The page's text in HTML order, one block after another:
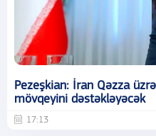
Pezeşkian: İran Qəzza
mövqeyini dəstəkləyəcək
17:13